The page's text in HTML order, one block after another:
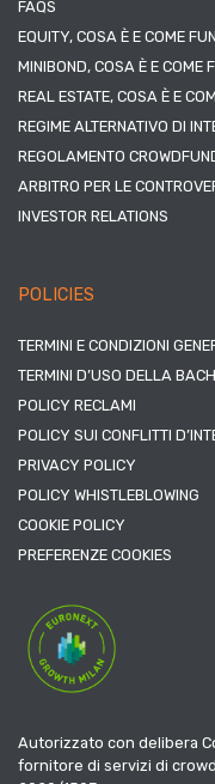
FAQS
EQUITY, COSA È E COME
MINIBOND, COSA È E COME
REAL ESTATE, COSA È E
REGIME ALTERNATIVO DI
REGOLAMENTO
ARBITRO PER LE
INVESTOR RELATIONS
POLICIES
TERMINI E CONDIZIONI
TERMINI D’USO DELLA
POLICY RECLAMI
POLICY SUI CONFLITTI
PRIVACY POLICY
POLICY WHISTLEBLOWING
COOKIE POLICY
PREFERENZE COOKIES
Autorizzato con delibera
fornitore di servizi di